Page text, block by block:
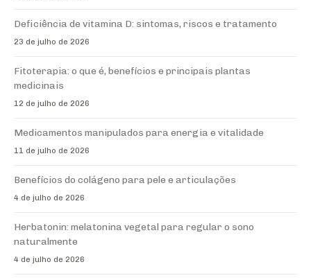
Deficiência de vitamina D: sintomas, riscos e tratamento
23 de julho de 2026
Fitoterapia: o que é, benefícios e principais plantas
medicinais
12 de julho de 2026
Medicamentos manipulados para energia e vitalidade
11 de julho de 2026
Benefícios do colágeno para pele e articulações
4 de julho de 2026
Herbatonin: melatonina vegetal para regular o sono
naturalmente
4 de julho de 2026